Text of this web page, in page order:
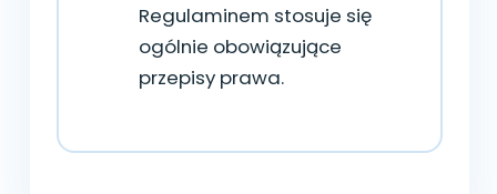
Regulaminem stosuje się
ogólnie obowiązujące
przepisy prawa.